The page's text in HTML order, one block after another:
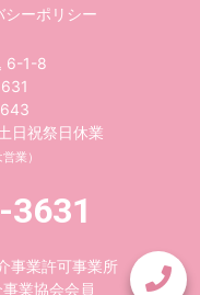
シーポリシー
6-1-8
日祝祭日休業
業）
事業許可事業所
業協会会員